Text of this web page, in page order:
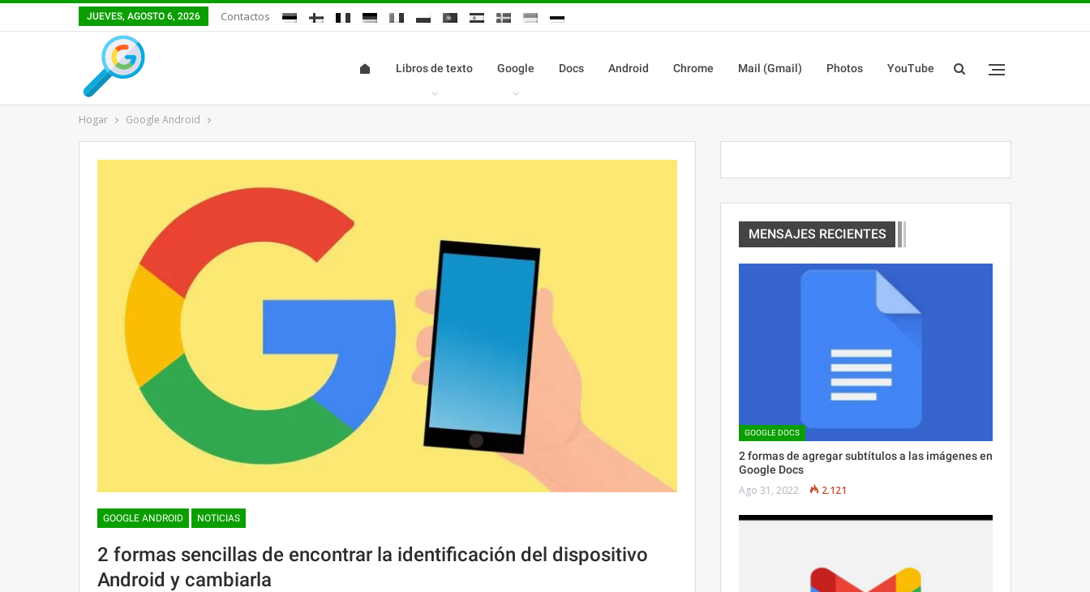
JUEVES, AGOSTO 6, 2026 Contactos
Libros de texto Google Docs Android Chrome Mail (Gmail) Photos YouTube
Hogar Google Android
GOOGLE ANDROID NOTICIAS
2 formas sencillas de encontrar la identificación del dispositivo
Android y cambiarla
MENSAJES RECIENTES
GOOGLE DOCS
2 formas de agregar subtítulos a las imágenes en
Google Docs
Ago 31, 2022 2.121